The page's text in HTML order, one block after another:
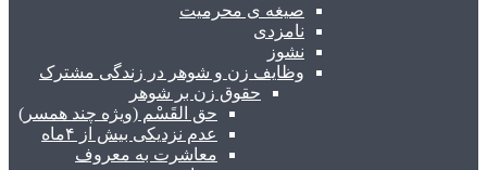
صیغه ی محرمیت
نامزدی
نشوز
وظایف زن و شوهر در زندگی مشترک
حقوق زن بر شوهر
حق القَسْم (ویژه چند همسر)
عدم نزدیکی بیش از ۴ماه
معاشرت به معروف